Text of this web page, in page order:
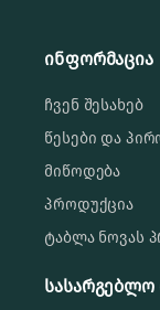
ინფორმაცია
ჩვენ შესახებ
წესები და
მიწოდება
პროდუქცია
ტაბლა ნოვას
სასარგებლო